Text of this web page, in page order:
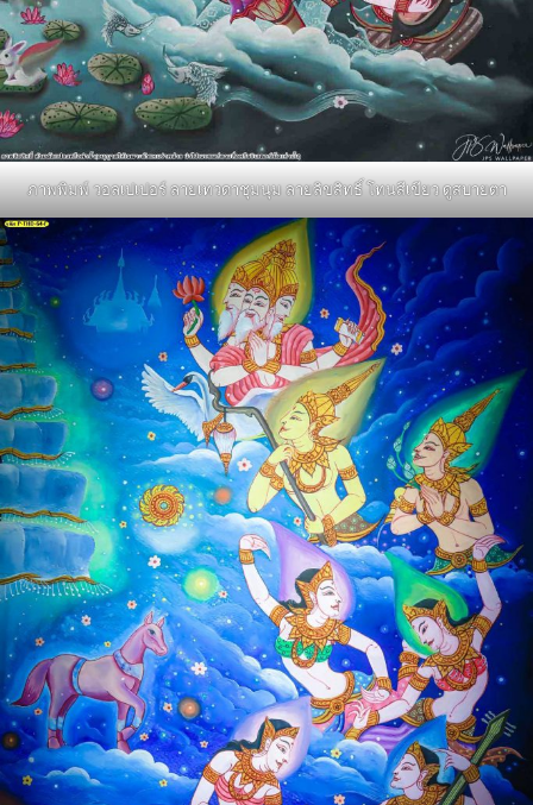
ภาพพิมพ์ วอลเปเปอร์ ลายเทวดาชุมนุม ลายลิขสิทธิ์ โทนสีเขียว ดูสบายตา